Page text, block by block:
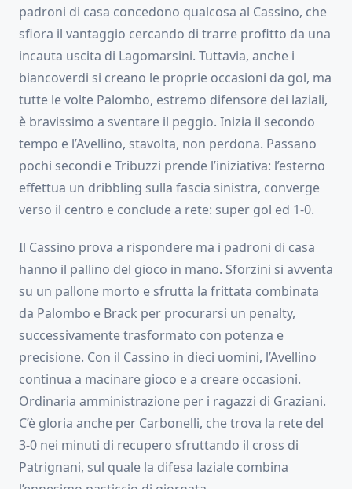
padroni di casa concedono qualcosa al Cassino, che
sfiora il vantaggio cercando di trarre profitto da una
incauta uscita di Lagomarsini. Tuttavia, anche i
biancoverdi si creano le proprie occasioni da gol, ma
tutte le volte Palombo, estremo difensore dei laziali,
è bravissimo a sventare il peggio. Inizia il secondo
tempo e l’Avellino, stavolta, non perdona. Passano
pochi secondi e Tribuzzi prende l’iniziativa: l’esterno
effettua un dribbling sulla fascia sinistra, converge
verso il centro e conclude a rete: super gol ed 1-0.
Il Cassino prova a rispondere ma i padroni di casa
hanno il pallino del gioco in mano. Sforzini si avventa
su un pallone morto e sfrutta la frittata combinata
da Palombo e Brack per procurarsi un penalty,
successivamente trasformato con potenza e
precisione. Con il Cassino in dieci uomini, l’Avellino
continua a macinare gioco e a creare occasioni.
Ordinaria amministrazione per i ragazzi di Graziani.
C’è gloria anche per Carbonelli, che trova la rete del
3-0 nei minuti di recupero sfruttando il cross di
Patrignani, sul quale la difesa laziale combina